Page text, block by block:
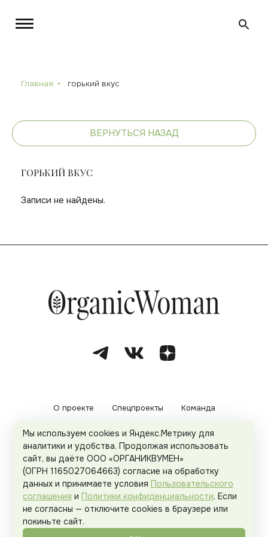
Главная горький вкус
ВЕРНУТЬСЯ НАЗАД
ГОРЬКИЙ ВКУС
Записи не найдены.
О проекте Спецпроекты Команда
Рекламодателям Политика конфиденциальности
Пользовательское соглашение
Organicwoman.ru . Все права защищены.
Мы используем cookies и Яндекс.Метрику для
аналитики и удобства. Продолжая использовать
сайт, вы даёте ООО «ОРГАНИКВУМЕН»
(ОГРН 1165027064663) согласие на обработку
данных и принимаете условия Пользовательского
соглашения и Политики конфиденциальности. Если
не согласны — отключите cookies в браузере или
покиньте сайт.